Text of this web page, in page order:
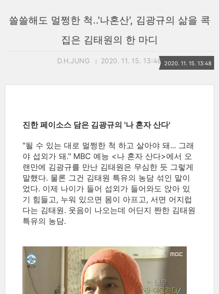
쓸쓸해도 멀쩡한 척..'나혼산', 김광규의 삶을 콕
집은 김태원의 한 마디
D.H.JUNG 2020. 11. 15. 13:48 2020. 11. 15. 13:48
진한 페이소스 담은 김광규의 '나 혼자 산다'
"될 수 있는 대로 멀쩡한 척 하고 살아야 돼... 그래
야 섭외가 돼." MBC 예능 <나 혼자 산다>에서 오
랜만에 김광규를 만난 김태원은 무심한 듯 그렇게
말했다. 물론 그건 김태원 특유의 농담 섞인 말이
었다. 이제 나이가 들어 섭외가 들어와도 앉아 있
기 힘들고, 누워 있으면 몸이 아프고, 서면 어지럽
다는 김태원. 웃음이 나오는데 어딘지 짠한 김태원
특유의 농담.